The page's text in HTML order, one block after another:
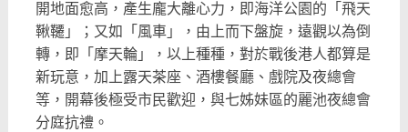
開地面愈高，產生龐大離心力，即海洋公園的「飛天
鞦韆」；又如「風車」，由上而下盤旋，遠觀以為倒
轉，即「摩天輪」，以上種種，對於戰後港人都算是
新玩意，加上露天茶座、酒樓餐廳、戲院及夜總會
等，開幕後極受市民歡迎，與七姊妹區的麗池夜總會
分庭抗禮。